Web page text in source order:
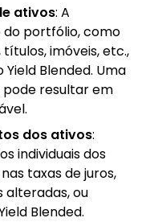
ativos: A
portfólio, como
imóveis, etc.,
Blended. Uma
resultar em
dos ativos:
individuais dos
taxas de juros,
alteradas, ou
Blended.